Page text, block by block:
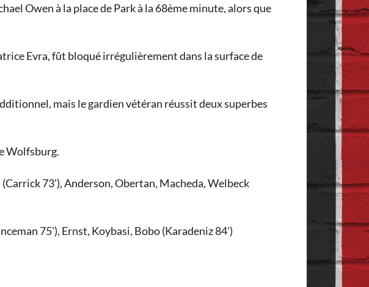
Owen à la place de Park à la 68ème minute, alors que
Evra, fût bloqué irrégulièrement dans la surface de
mais le gardien vétéran réussit deux superbes
Wolfsburg.
73'), Anderson, Obertan, Macheda, Welbeck
75'), Ernst, Koybasi, Bobo (Karadeniz 84')